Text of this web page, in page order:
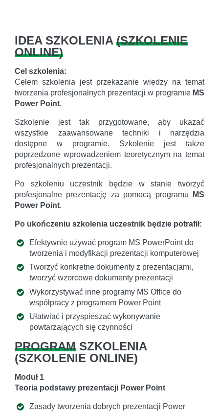
IDEA SZKOLENIA (SZKOLENIE
ONLINE)
Cel szkolenia:
Celem szkolenia jest przekazanie wiedzy na temat
tworzenia profesjonalnych prezentacji w programie MS
Power Point.
Szkolenie jest tak przygotowane, aby ukazać
wszystkie zaawansowane techniki i narzędzia
dostępne w programie. Szkolenie jest także
poprzedzone wprowadzeniem teoretycznym na temat
profesjonalnych prezentacji.
Po szkoleniu uczestnik będzie w stanie tworzyć
profesjonalne prezentację za pomocą programu
MS
Power Point.
Po ukończeniu szkolenia uczestnik będzie potrafił:
Efektywnie używać program MS PowerPoint do
tworzenia i modyfikacji prezentacji komputerowej
Tworzyć konkretne dokumenty z prezentacjami,
tworzyć wzorcowe dokumenty prezentacji
Wykorzystywać inne programy MS Office do
współpracy z programem Power Point
Ułatwiać i przyspieszać wykonywanie
powtarzających się czynności
PROGRAM SZKOLENIA
(SZKOLENIE ONLINE)
Moduł 1
Teoria podstawy prezentacji Power Point
Zasady tworzenia dobrych prezentacji Power